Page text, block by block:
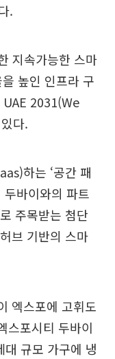
.
지속가능한 스마
높인 인프라 구
UAE 2031(We
다.
하는 ‘공간 패
두바이와의 파트
주목받는 첨단
브 기반의 스마
엑스포에 고휘도
스포시티 두바이
규모 가구에 냉